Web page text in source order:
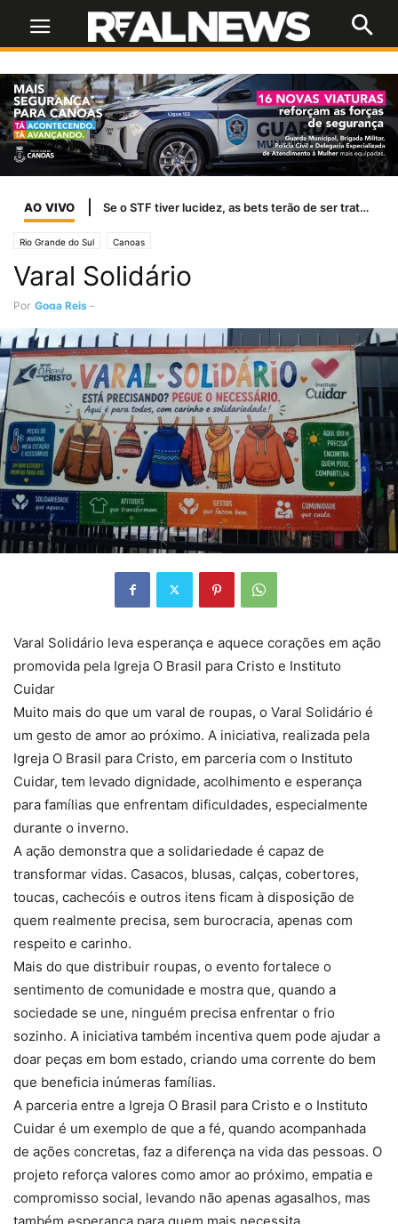
AO VIVO Se o STF tiver lucidez, as bets terão de ser tratadas como jogo de azar
Rio Grande do Sul Canoas
Varal Solidário
Por Goga Reis -
Varal Solidário leva esperança e aquece corações em ação
promovida pela Igreja O Brasil para Cristo e Instituto
Cuidar
Muito mais do que um varal de roupas, o Varal Solidário é
um gesto de amor ao próximo. A iniciativa, realizada pela
Igreja O Brasil para Cristo, em parceria com o Instituto
Cuidar, tem levado dignidade, acolhimento e esperança
para famílias que enfrentam dificuldades, especialmente
durante o inverno.
A ação demonstra que a solidariedade é capaz de
transformar vidas. Casacos, blusas, calças, cobertores,
toucas, cachecóis e outros itens ficam à disposição de
quem realmente precisa, sem burocracia, apenas com
respeito e carinho.
Mais do que distribuir roupas, o evento fortalece o
sentimento de comunidade e mostra que, quando a
sociedade se une, ninguém precisa enfrentar o frio
sozinho. A iniciativa também incentiva quem pode ajudar a
doar peças em bom estado, criando uma corrente do bem
que beneficia inúmeras famílias.
A parceria entre a Igreja O Brasil para Cristo e o Instituto
Cuidar é um exemplo de que a fé, quando acompanhada
de ações concretas, faz a diferença na vida das pessoas. O
projeto reforça valores como amor ao próximo, empatia e
compromisso social, levando não apenas agasalhos, mas
também esperança para quem mais necessita.